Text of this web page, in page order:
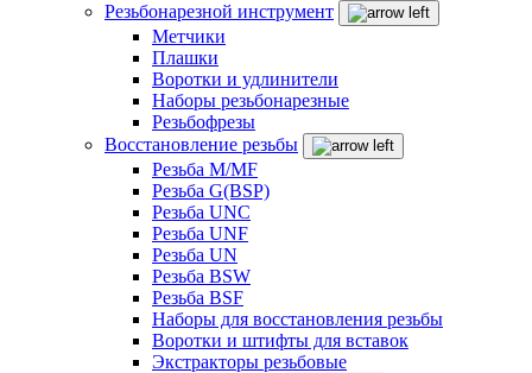
Резьбонарезной инструмент
Метчики
Плашки
Воротки и удлинители
Наборы резьбонарезные
Резьбофрезы
Восстановление резьбы
Резьба M/MF
Резьба G(BSP)
Резьба UNC
Резьба UNF
Резьба UN
Резьба BSW
Резьба BSF
Наборы для восстановления резьбы
Воротки и штифты для вставок
Экстракторы резьбовые